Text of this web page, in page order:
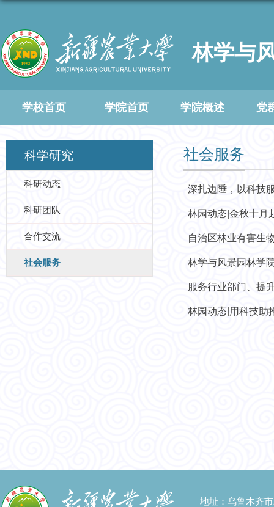
林学与
学校首页 学院首页 学院概述 党
科学研究
科研动态
科研团队
合作交流
社会服务
社会服务
深扎边陲，以科技
林园动态|金秋十月
自治区林业有害生
林学与风景园林学
服务行业部门、提
林园动态|用科技助
地址：乌鲁木齐